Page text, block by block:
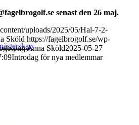
senast den 26 maj.
uploads/2025/05/Hal-7-2-
Sköld https://fagelbrogolf.se/wp-
Anna Sköld2025-05-27
Introdag för nya medlemmar